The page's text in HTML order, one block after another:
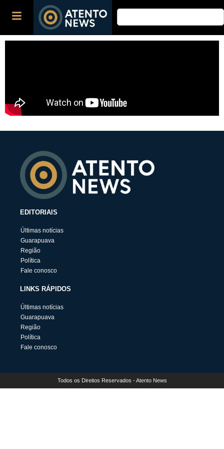
EDITORIAIS
Últimas notícias
Guarapuava
Região
Política
Fale conosco
LINKS RÁPIDOS
Últimas notícias
Guarapuava
Região
Política
Fale conosco
Todos os Direitos Reservados - Atento News